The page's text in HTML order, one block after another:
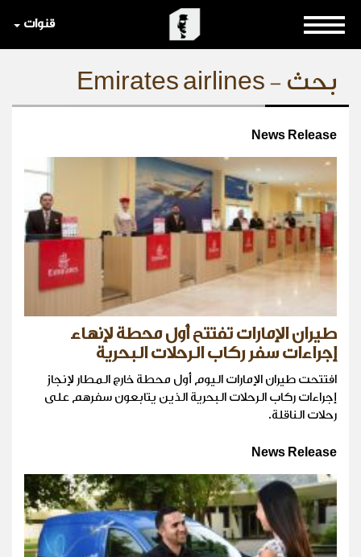
قنوات
بحث - Emirates airlines
News Release
طيران الإمارات تفتتح أول محطة لإنهاء
إجراءات سفر ركاب الرحلات البحرية
افتتحت طيران الإمارات اليوم أول محطة خارج المطار لإنجاز
إجراءات ركاب الرحلات البحرية الذين يتابعون سفرهم على
رحلات الناقلة.
News Release